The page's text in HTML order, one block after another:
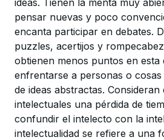
ideas. Tienen la menta muy
pensar nuevas y poco
encanta participar en debates.
puzzles, acertijos y
obtienen menos puntos en esta
enfrentarse a personas o
de ideas abstractas. Consideran
intelectuales una pérdida de
confundir el intelecto con la
intelectualidad se refiere a una